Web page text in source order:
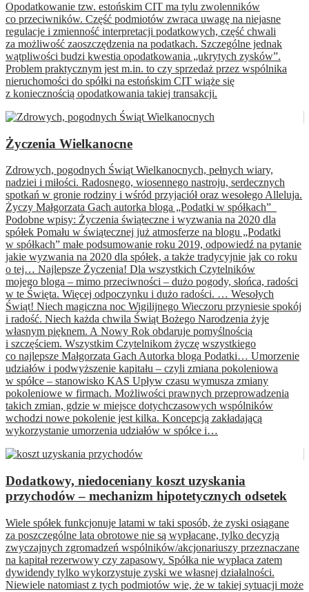
Opodatkowanie tzw. estońskim CIT ma tylu zwolenników
co przeciwników. Część podmiotów zwraca uwagę na niejasne
regulacje i zmienność interpretacji podatkowych, część chwali
za możliwość zaoszczędzenia na podatkach. Szczególne jednak
wątpliwości budzi kwestia opodatkowania „ukrytych zysków”.
Problem praktycznym jest m.in. to czy sprzedaż przez wspólnika
nieruchomości do spółki na estońskim CIT wiąże się
z koniecznością opodatkowania takiej transakcji.
Życzenia Wielkanocne
Zdrowych, pogodnych Świąt Wielkanocnych, pełnych wiary,
nadziei i miłości. Radosnego, wiosennego nastroju, serdecznych
spotkań w gronie rodziny i wśród przyjaciół oraz wesołego Alleluja.
Życzy Małgorzata Gach autorka bloga „Podatki w spółkach”
Podobne wpisy: Życzenia świąteczne i wyzwania na 2020 dla
spółek Pomału w świątecznej już atmosferze na blogu „Podatki
w spółkach” małe podsumowanie roku 2019, odpowiedź na pytanie
jakie wyzwania na 2020 dla spółek, a także tradycyjnie jak co roku
o tej… Najlepsze Życzenia! Dla wszystkich Czytelników
mojego bloga – mimo przeciwności – dużo pogody, słońca, radości
w te Święta. Więcej odpoczynku i dużo radości. … Wesołych
Świąt! Niech magiczna noc Wigilijnego Wieczoru przyniesie spokój
i radość. Niech każda chwila Świąt Bożego Narodzenia żyje
własnym pięknem. A Nowy Rok obdaruje pomyślnością
i szczęściem. Wszystkim Czytelnikom życzę wszystkiego
co najlepsze Małgorzata Gach Autorka bloga Podatki… Umorzenie
udziałów i podwyższenie kapitału – czyli zmiana pokoleniowa
w spółce – stanowisko KAS Upływ czasu wymusza zmiany
pokoleniowe w firmach. Możliwości prawnych przeprowadzenia
takich zmian, gdzie w miejsce dotychczasowych wspólników
wchodzi nowe pokolenie jest kilka. Koncepcją zakładającą
wykorzystanie umorzenia udziałów w spółce i…
Dodatkowy, niedoceniany koszt uzyskania
przychodów – mechanizm hipotetycznych odsetek
Wiele spółek funkcjonuje latami w taki sposób, że zyski osiągane
za poszczególne lata obrotowe nie są wypłacane, tylko decyzją
zwyczajnych zgromadzeń wspólników/akcjonariuszy przeznaczane
na kapitał rezerwowy czy zapasowy. Spółka nie wypłaca zatem
dywidendy tylko wykorzystuje zyski we własnej działalności.
Niewiele natomiast z tych podmiotów wie, że w takiej sytuacji może